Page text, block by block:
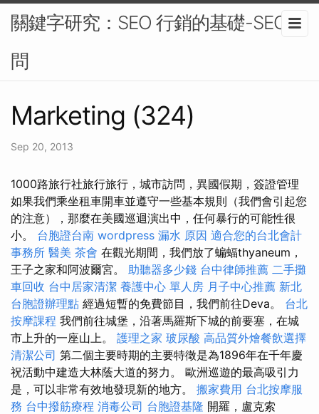
關鍵字研究：SEO 行銷的基礎-SEO顧
問
Marketing (324)
Sep 20, 2013
1000路旅行社旅行旅行，城市訪問，異國假期，簽證管理
如果我們乘坐租車開車並遵守一些基本規則（我們會引起您
的注意），那麼在美國巡迴演出中，任何暴行的可能性很
小。 台胞證台南 wordpress 漏水 原因 適合您的台北會計
事務所 醫美 茶會 在觀光期間，我們放了蝙蝠thyaneum，
王子之家和阿波爾宮。 助聽器多少錢 台中律師推薦 二手攤
車回收 台中居家清潔 養護中心 單人房 月子中心推薦 新北
台胞證辦理點 經過短暫的免費節目，我們前往Deva。 台北
按摩課程 我們前往城堡，沿著馬羅斯下城的前要塞，在城
市上升的一座山上。 護理之家 玻尿酸 高品質外燴餐飲選擇
清潔公司 第二個主要時期的主要特徵是為1896年在千年慶
祝活動中建造大林蔭大道的努力。 歐洲巡遊的最高吸引力
是，可以非常有效地發現新的地方。 搬家費用 台北按摩服
務 台中撥筋療程 消毒公司 台胞證基隆 開羅，盧克索